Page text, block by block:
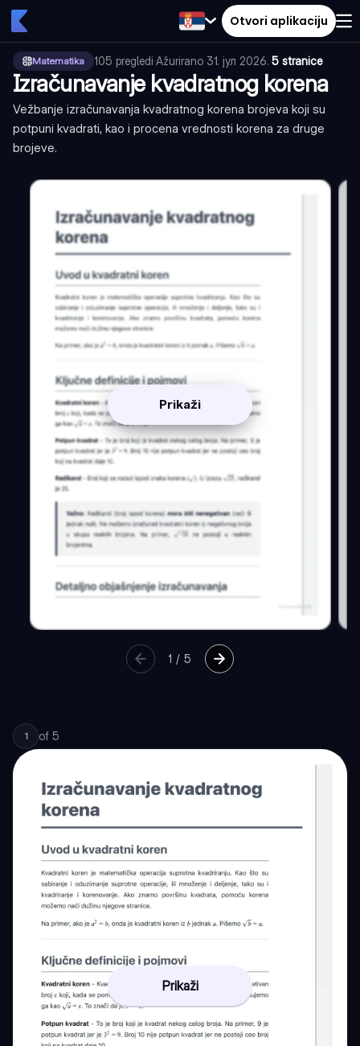
Otvori aplikaciju
Matematika 105 pregledi·Ažurirano 31. јул 2026.·5 stranice
Izračunavanje kvadratnog korena
Vežbanje izračunavanja kvadratnog korena brojeva koji su
potpuni kvadrati, kao i procena vrednosti korena za druge
brojeve.
Prikaži
1 /5
1 of 5
Prikaži